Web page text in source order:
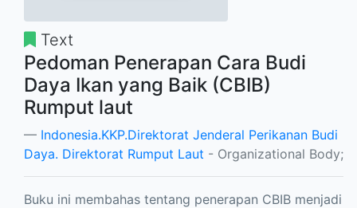
Text
Pedoman Penerapan Cara Budi
Daya Ikan yang Baik (CBIB)
Rumput laut
Indonesia.KKP.Direktorat Jenderal Perikanan Budi
Daya. Direktorat Rumput Laut - Organizational Body;
Buku ini membahas tentang penerapan CBIB menjadi